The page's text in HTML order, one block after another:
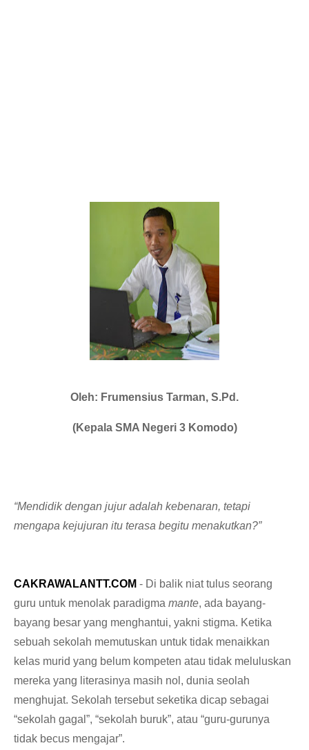
Oleh: Frumensius Tarman, S.Pd.
(Kepala SMA Negeri 3 Komodo)
“Mendidik dengan jujur adalah kebenaran, tetapi
mengapa kejujuran itu terasa begitu menakutkan?”
CAKRAWALANTT.COM - Di balik niat tulus seorang
guru untuk menolak paradigma mante, ada bayang-
bayang besar yang menghantui, yakni stigma. Ketika
sebuah sekolah memutuskan untuk tidak menaikkan
kelas murid yang belum kompeten atau tidak meluluskan
mereka yang literasinya masih nol, dunia seolah
menghujat. Sekolah tersebut seketika dicap sebagai
“sekolah gagal”, “sekolah buruk”, atau “guru-gurunya
tidak becus mengajar”.